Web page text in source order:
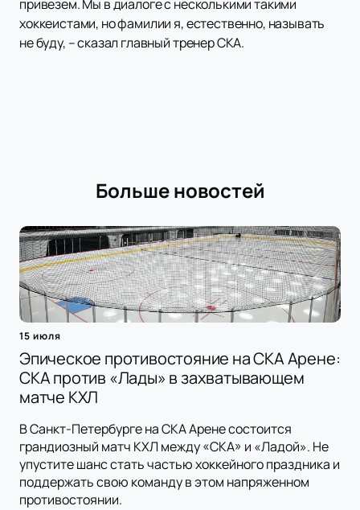
привезем. Мы в диалоге с несколькими такими
хоккеистами, но фамилии я, естественно, называть
не буду, – сказал главный тренер СКА.
Больше новостей
15 июля
Эпическое противостояние на СКА Арене:
СКА против «Лады» в захватывающем
матче КХЛ
В Санкт-Петербурге на СКА Арене состоится
грандиозный матч КХЛ между «СКА» и «Ладой». Не
упустите шанс стать частью хоккейного праздника и
поддержать свою команду в этом напряженном
противостоянии.